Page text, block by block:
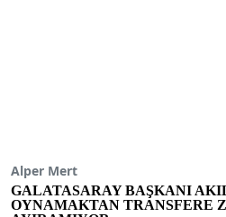
Alper Mert
GALATASARAY BAŞKANI
OYNAMAKTAN TRANSFERE